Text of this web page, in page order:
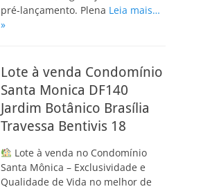
pré-lançamento. Plena Leia mais…
»
Lote à venda Condomínio
Santa Monica DF140
Jardim Botânico Brasília
Travessa Bentivis 18
Lote à venda no Condomínio
Santa Mônica – Exclusividade e
Qualidade de Vida no melhor de